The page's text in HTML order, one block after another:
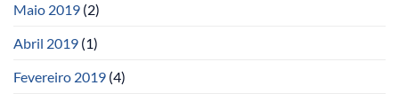
Maio 2019 (2)
Abril 2019 (1)
Fevereiro 2019 (4)